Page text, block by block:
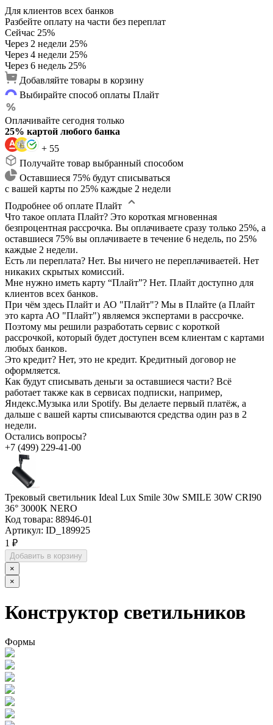
Для клиентов всех банков
Разбейте оплату на части без переплат
Сейчас 25%
Через 2 недели 25%
Через 4 недели 25%
Через 6 недель 25%
Добавляйте товары в корзину
Выбирайте способ оплаты Плайт
Оплачивайте сегодня только
25% картой любого банка
+ 55
Получайте товар выбранный способом
Оставшиеся 75% будут списываться
с вашей карты по 25% каждые 2 недели
Подробнее об оплате Плайт
Что такое оплата Плайт? Это короткая мгновенная
безпроцентная рассрочка. Вы оплачиваете сразу только 25%, а
оставшиеся 75% вы оплачиваете в течение 6 недель, по 25%
каждые 2 недели.
Есть ли переплата? Нет. Вы ничего не переплачиваетей. Нет
никаких скрытых комиссий.
Мне нужно иметь карту “Плайт”? Нет. Плайт доступно для
клиентов всех банков.
При чём здесь Плайт и АО "Плайт"? Мы в Плайте (а Плайт
это карта АО "Плайт") являемся экспертами в рассрочке.
Поэтому мы решили разработать сервис с короткой
рассрочкой, который будет доступен всем клиентам с картами
любых банков.
Это кредит? Нет, это не кредит. Кредитный договор не
оформляется.
Как будут списывать деньги за оставшиеся части? Всё
работает также как в сервисах подписки, например,
Яндекс.Музыка или Spotify. Вы делаете первый платёж, а
дальше с вашей карты списываются средства один раз в 2
недели.
Остались вопросы?
+7 (499) 229-41-00
Трековый светильник Ideal Lux Smile 30w SMILE 30W CRI90
36° 3000K NERO
Код товара: 88946-01
Артикул: ID_189925
1 ₽
Добавить в корзину
×
×
Конструктор светильников
Формы